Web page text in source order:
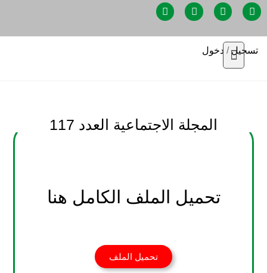
تسجيل/دخول
المجلة الاجتماعية العدد 117
تحميل الملف الكامل هنا
تحميل الملف